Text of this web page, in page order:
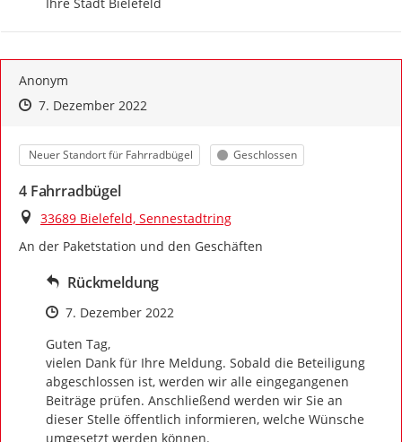
Anonym
Zeitpunkt des Erstellens
Zeitpunkt des Erstellens
7. Dezember 2022Zur Äußerung
Kategorie
Neuer Standort für Fahrradbügel Status
Geschlossen
4 Fahrradbügel
Ort
33689 Bielefeld, Sennestadtring
An der Paketstation und den Geschäften
Rückmeldung
Zeitpunkt des Erstellens
7. Dezember 2022
Guten Tag,
vielen Dank für Ihre Meldung. Sobald die Beteiligung
abgeschlossen ist, werden wir alle eingegangenen
Beiträge prüfen. Anschließend werden wir Sie an
dieser Stelle öffentlich informieren, welche Wünsche
umgesetzt werden können.